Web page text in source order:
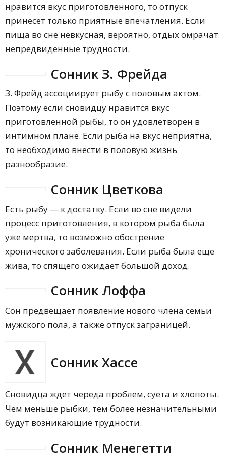
нравится вкус приготовленного, то отпуск
принесет только приятные впечатления. Если
пища во сне невкусная, вероятно, отдых омрачат
непредвиденные трудности.
Сонник З. Фрейда
З. Фрейд ассоциирует рыбу с половым актом.
Поэтому если сновидцу нравится вкус
приготовленной рыбы, то он удовлетворен в
интимном плане. Если рыба на вкус неприятна,
то необходимо внести в половую жизнь
разнообразие.
Сонник Цветкова
Есть рыбу — к достатку. Если во сне видели
процесс приготовления, в котором рыба была
уже мертва, то возможно обострение
хронического заболевания. Если рыба была еще
жива, то спящего ожидает большой доход.
Сонник Лоффа
Сон предвещает появление нового члена семьи
мужского пола, а также отпуск заграницей.
Сонник Хассе
Сновидца ждет череда проблем, суета и хлопоты.
Чем меньше рыбки, тем более незначительными
будут возникающие трудности.
Сонник Менегетти